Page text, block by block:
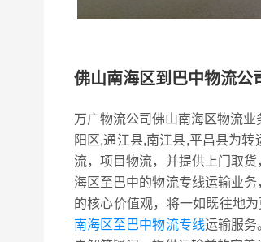
佛山南海区到巴中物流公
万广物流公司佛山南海区物流
阳区,通江县,南江县,平昌县为
流，项目物流，并提供上门取
海区至巴中的物流专线运输业
的核心价值观，将一如既往地
南海区至巴中物流专线运输服务